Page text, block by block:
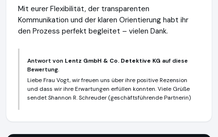
Mit eurer Flexibilität, der transparenten
Kommunikation und der klaren Orientierung habt ihr
den Prozess perfekt begleitet – vielen Dank.
Antwort von Lentz GmbH & Co. Detektive KG auf diese
Bewertung.
Liebe Frau Vogt, wir freuen uns über ihre positive Rezension
und dass wir ihre Erwartungen erfüllen konnten. Viele Grüße
sendet Shannon R. Schreuder (geschäftsführende Partnerin)